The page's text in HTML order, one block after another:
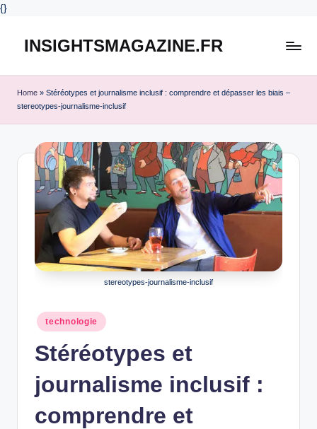
{}
INSIGHTSMAGAZINE.FR
Home » Stéréotypes et journalisme inclusif : comprendre et dépasser les biais –
stereotypes-journalisme-inclusif
stereotypes-journalisme-inclusif
Posted
in
technologie
Stéréotypes et
journalisme inclusif :
comprendre et